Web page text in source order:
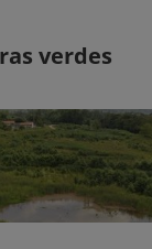
verdes